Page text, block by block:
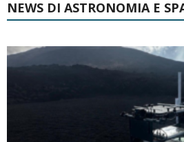
NEWS DI ASTRONOMIA E